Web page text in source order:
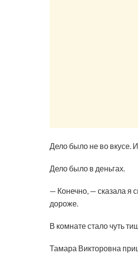
Дело было не во вкусе.
Дело было в деньгах.
— Конечно, — сказала я
дороже.
В комнате стало чуть
Тамара Викторовна